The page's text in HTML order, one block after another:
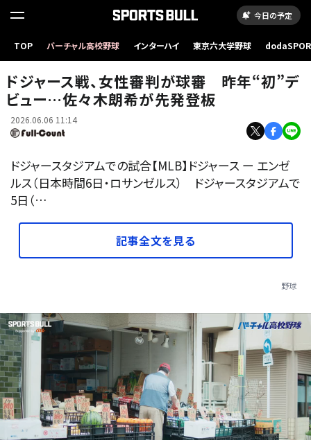
今日の予定
TOP バーチャル高校野球 インターハイ 東京六大学野球
ドジャース戦で球審を務めるジェン・パウォルさん【写真：黒澤崇】
ドジャース戦、女性審判が球審 昨年“初”デ
ビュー…佐々木朗希が先発登板
2026.06.06 11:14
ドジャースタジアムでの試合【MLB】ドジャース ー エンゼ
ルス（日本時間6日・ロサンゼルス） ドジャースタジアムで
5日（…
記事全文を見る
野球